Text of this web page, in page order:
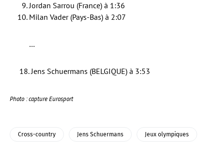
Jordan Sarrou (France) à 1:36
Milan Vader (Pays-Bas) à 2:07
…
18. Jens Schuermans (BELGIQUE) à 3:53
Photo : capture Eurosport
Cross-country Jens Schuermans Jeux olympiques